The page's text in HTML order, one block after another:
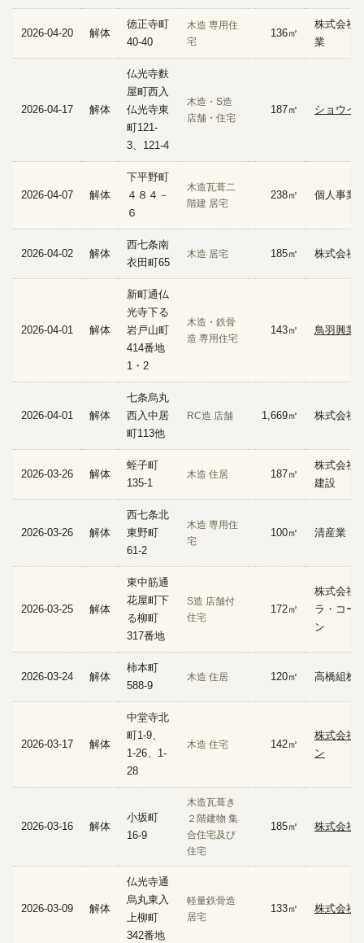
2026-04-20 解体
徳正寺町
40-40
木造 専用住
宅
136㎡
株式会社
業
2026-04-17 解体
仏光寺麩
屋町西入
仏光寺東
町121-
3、121-4
木造・S造
店舗・住宅
187㎡ ショウイ
2026-04-07 解体
下平野町
４８４－
６
木造瓦葺二
階建 居宅
238㎡ 個人事業
2026-04-02 解体
西七条南
衣田町65
木造 居宅 185㎡ 株式会社
2026-04-01 解体
新町通仏
光寺下る
岩戸山町
414番地
1・2
木造・鉄骨
造 専用住宅
143㎡ 鳥羽興業
2026-04-01 解体
七条烏丸
西入中居
町113他
RC造 店舗 1,669㎡ 株式会社
2026-03-26 解体
蛭子町
135-1
木造 住居 187㎡
株式会社
建設
2026-03-26 解体
西七条北
東野町
61-2
木造 専用住
宅
100㎡ 清産業
2026-03-25 解体
東中筋通
花屋町下
る柳町
317番地
S造 店舗付
住宅
172㎡
株式会社
ラ・コー
ン
2026-03-24 解体
柿本町
588-9
木造 住居 120㎡ 高橋組株
2026-03-17 解体
中堂寺北
町1-9、
1-26、1-
28
木造 住宅 142㎡
株式会社
ン
2026-03-16 解体
小坂町
16-9
木造瓦葺き
２階建物 集
合住宅及び
住宅
185㎡ 株式会社
2026-03-09 解体
仏光寺通
烏丸東入
上柳町
342番地
軽量鉄骨造
居宅
133㎡ 株式会社